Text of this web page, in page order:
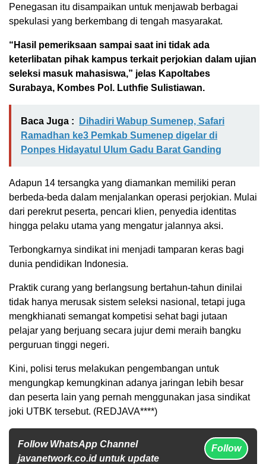
Penegasan itu disampaikan untuk menjawab berbagai
spekulasi yang berkembang di tengah masyarakat.
“Hasil pemeriksaan sampai saat ini tidak ada
keterlibatan pihak kampus terkait perjokian dalam ujian
seleksi masuk mahasiswa,” jelas Kapoltabes
Surabaya, Kombes Pol. Luthfie Sulistiawan.
Baca Juga :
Dihadiri Wabup Sumenep, Safari
Ramadhan ke3 Pemkab Sumenep digelar di
Ponpes Hidayatul Ulum Gadu Barat Ganding
Adapun 14 tersangka yang diamankan memiliki peran
berbeda-beda dalam menjalankan operasi perjokian. Mulai
dari perekrut peserta, pencari klien, penyedia identitas
hingga pelaku utama yang mengatur jalannya aksi.
Terbongkarnya sindikat ini menjadi tamparan keras bagi
dunia pendidikan Indonesia.
Praktik curang yang berlangsung bertahun-tahun dinilai
tidak hanya merusak sistem seleksi nasional, tetapi juga
mengkhianati semangat kompetisi sehat bagi jutaan
pelajar yang berjuang secara jujur demi meraih bangku
perguruan tinggi negeri.
Kini, polisi terus melakukan pengembangan untuk
mengungkap kemungkinan adanya jaringan lebih besar
dan peserta lain yang pernah menggunakan jasa sindikat
joki UTBK tersebut. (REDJAVA****)
Follow WhatsApp Channel
javanetwork.co.id untuk update
Follow